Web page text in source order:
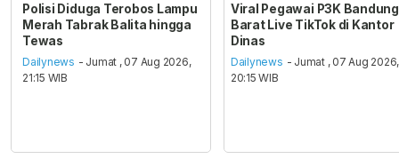
Polisi Diduga Terobos Lampu
Merah Tabrak Balita hingga
Tewas
Dailynews - Jumat , 07 Aug 2026,
21:15 WIB
Viral Pegawai P3K Bandung
Barat Live TikTok di Kantor
Dinas
Dailynews - Jumat , 07 Aug 2026,
20:15 WIB